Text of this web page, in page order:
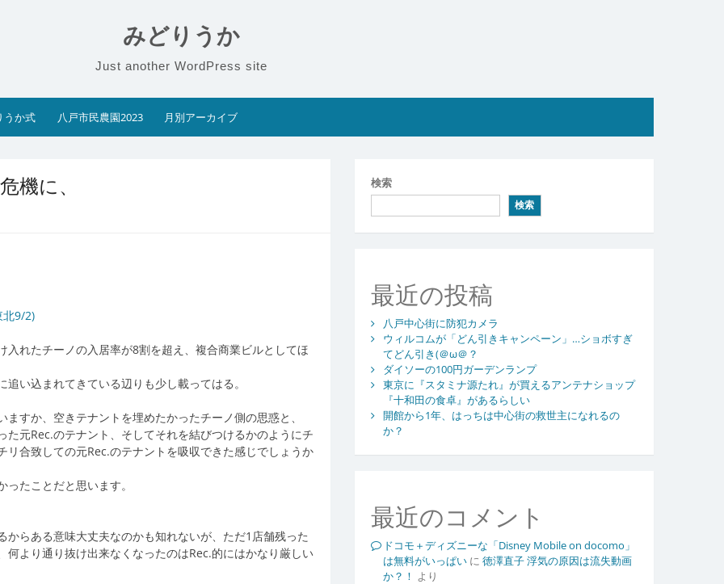
みどりうか
Just another WordPress site
うか式 八戸市民農園2023 月別アーカイブ
機に、
北9/2)
れたチーノの入居率が8割を超え、複合商業ビルとしてほ
い込まれてきている辺りも少し載ってはる。
すか、空きテナントを埋めたかったチーノ側の思惑と、
元Rec.のテナント、そしてそれを結びつけるかのようにチ
合致しての元Rec.のテナントを吸収できた感じでしょうか
たことだと思います。
らある意味大丈夫なのかも知れないが、ただ1店舗残った
より通り抜け出来なくなったのはRec.的にはかなり厳しい
検索
検索
最近の投稿
八戸中心街に防犯カメラ
ウィルコムが「どん引きキャンペーン」…ショボすぎ
てどん引き(＠ω＠？
ダイソーの100円ガーデンランプ
東京に『スタミナ源たれ』が買えるアンテナショップ
『十和田の食卓』があるらしい
開館から1年、はっちは中心街の救世主になれるの
か？
最近のコメント
ドコモ＋ディズニーな「Disney Mobile on docomo」
は無料がいっぱいに 徳澤直子 浮気の原因は流失動画
か？！ より